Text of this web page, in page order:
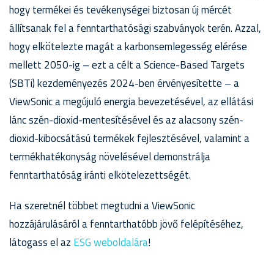
hogy termékei és tevékenységei biztosan új mércét
állítsanak fel a fenntarthatósági szabványok terén. Azzal,
hogy elkötelezte magát a karbonsemlegesség elérése
mellett 2050-ig – ezt a célt a Science-Based Targets
(SBTi) kezdeményezés 2024-ben érvényesítette – a
ViewSonic a megújuló energia bevezetésével, az ellátási
lánc szén-dioxid-mentesítésével és az alacsony szén-
dioxid-kibocsátású termékek fejlesztésével, valamint a
termékhatékonyság növelésével demonstrálja
fenntarthatóság iránti elkötelezettségét.
Ha szeretnél többet megtudni a ViewSonic
hozzájárulásáról a fenntarthatóbb jövő felépítéséhez,
látogass el az ESG weboldalára!